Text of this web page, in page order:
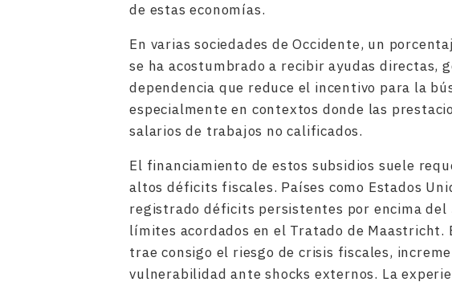
de estas economías.
En varias sociedades de Occidente, un
se ha acostumbrado a recibir ayudas directas,
dependencia que reduce el incentivo para la
especialmente en contextos donde las
salarios de trabajos no calificados.
El financiamiento de estos subsidios suele
altos déficits fiscales. Países como Estados
registrado déficits persistentes por encima del
límites acordados en el Tratado de Maastricht.
trae consigo el riesgo de crisis fiscales,
vulnerabilidad ante shocks externos. La